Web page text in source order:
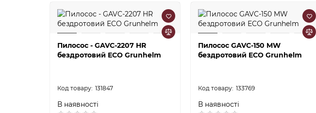
Пилосос - GAVC-2207 HR
бездротовий ECO Grunhelm
131847
В наявності
Пилосос GAVC-150 MW
бездротовий ECO Grunhelm
133769
В наявності